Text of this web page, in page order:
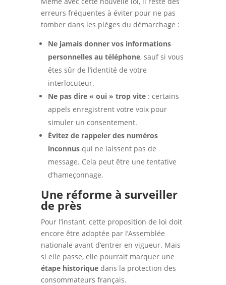
erreurs fréquentes à éviter pour ne pas
tomber dans les pièges du démarchage :
Ne jamais donner vos informations
personnelles au téléphone, sauf si vous
êtes sûr de l’identité de votre
interlocuteur.
Ne pas dire « oui » trop vite: certains
appels enregistrent votre voix pour
simuler un consentement.
Évitez de rappeler des numéros
inconnusqui ne laissent pas de
message. Cela peut être une tentative
d’hameçonnage.
Une réforme à surveiller
de près
Pour l’instant, cette proposition de loi doit
encore être adoptée par l’Assemblée
nationale avant d’entrer en vigueur. Mais
si elle passe, elle pourrait marquer une
étape historiquedans la protection des
consommateurs français.